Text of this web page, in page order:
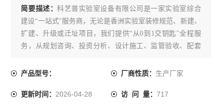
简要描述：科艺普实验室设备有限公司是一家实验室综合
建设“一站式"服务商，无论是香洲实验室装修规范、新建、
扩建、升级或迁址项目，我们提供“从0到1交钥匙"全程服
务，从规划咨询、投资分析、设计施工、监管验收、配套
验室设施与环境条件建设提供综合性专业服务。
产品型号： 厂商性质： 生产厂家
更新时间：2026-04-28 访 问 量： 717